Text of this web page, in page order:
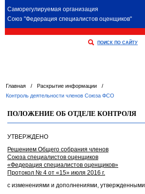
Саморегулируемая организация
Союз "Федерация специалистов оценщиков"
ПОИСК ПО САЙТУ
Главная / Раскрытие информации
/
Контроль деятельности членов Союза ФСО
ПОЛОЖЕНИЕ ОБ ОТДЕЛЕ КОНТРОЛЯ
УТВЕРЖДЕНО
Решением Общего собрания членов
Союза специалистов оценщиков
«Федерация специалистов оценщиков»
Протокол № 4 от «15» июля 2016 г.
с изменениями и дополнениями, утвержденными